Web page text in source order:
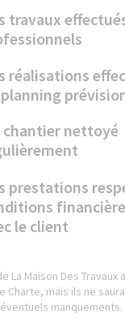
travaux
réalisations
chantier nettoyé
prestations
le client
La Maison Des
Charte, mais ils ne
manquements.